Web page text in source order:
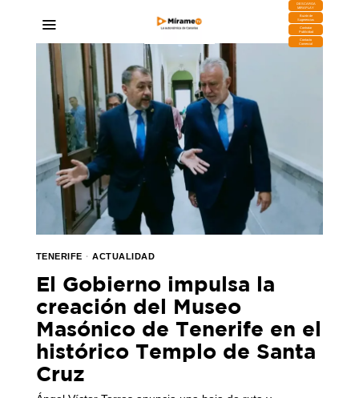
DESCARGA
MIRAPLAY
Buzón de
Sugerencias
Contratar
Publicidad
Contacto
Comercial
TENERIFE · ACTUALIDAD
El Gobierno impulsa la
creación del Museo
Masónico de Tenerife en el
histórico Templo de Santa
Cruz